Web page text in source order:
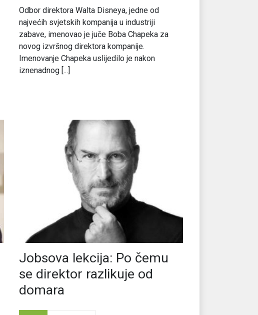
Odbor direktora Walta Disneya, jedne od
najvećih svjetskih kompanija u industriji
zabave, imenovao je juče Boba Chapeka za
novog izvršnog direktora kompanije.
Imenovanje Chapeka uslijedilo je nakon
iznenadnog [...]
Jobsova lekcija: Po čemu
se direktor razlikuje od
domara